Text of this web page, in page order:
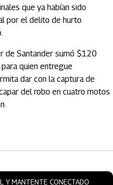
que ya habían sido
por el delito de hurto
de Santander sumó $120
quien entregue
dar con la captura de
del robo en cuatro motos
Y MANTENTE CONECTADO